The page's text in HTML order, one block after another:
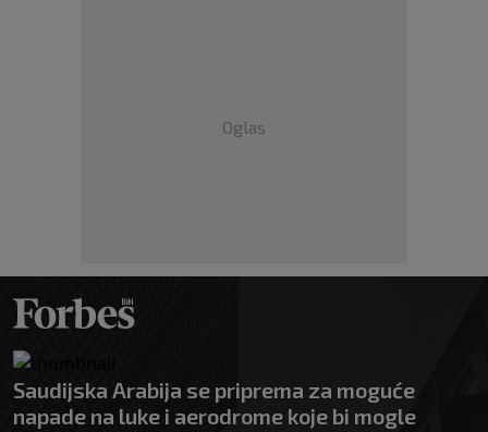
Oglas
Saudijska Arabija se priprema za moguće
napade na luke i aerodrome koje bi mogle